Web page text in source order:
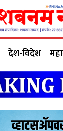
देश-विदेश